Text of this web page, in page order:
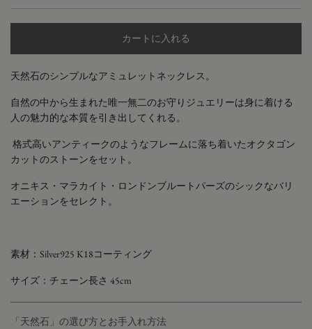
カートに入れる
天然石のシンプルなアミュレットネックレス。
自然の中から生まれた唯一無二のお守りジュエリーは身に着ける
人の魅力的な本質を引き出してくれる。
格式高いアンティークのようなフレームに落ち着いたオクタゴン
カットのストーンをセット。
オニキス・マラカイト・ロンドンブルートパーズのシックなバリ
エーションをセレクト。
素材：Silver925 K18コーティング
サイズ：チェーン長さ 45cm
「天然石」の選び方とお手入れ方法